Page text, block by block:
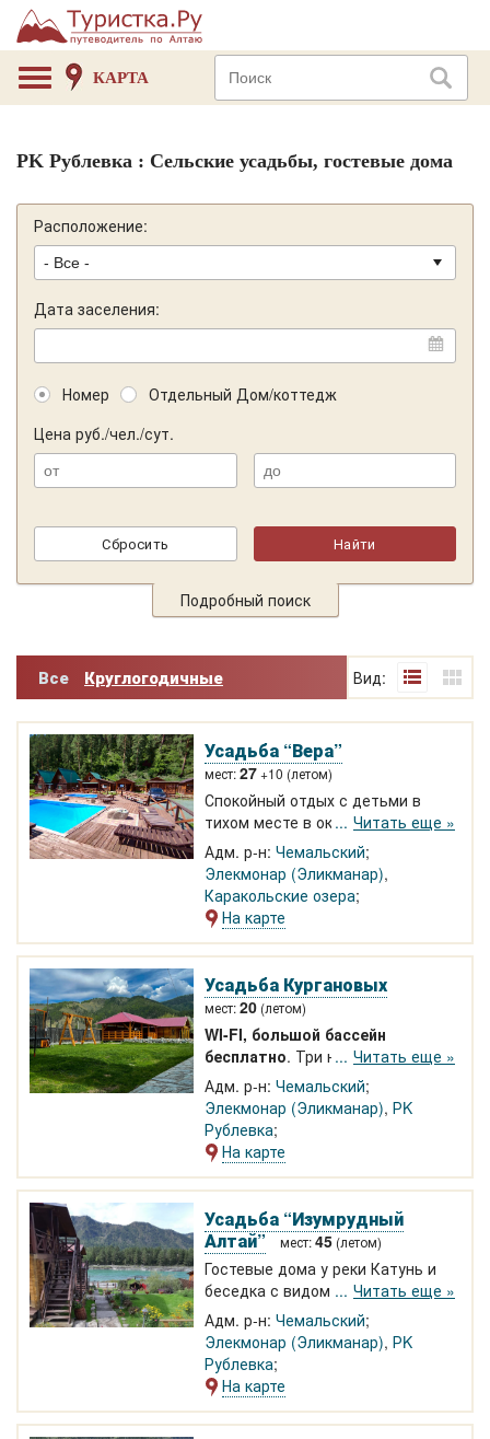
КАРТА
РK Рублевка : Сельские усадьбы, гостевые дома
Расположение:
Дата заселения:
Номер
Отдельный Дом/коттедж
Цена руб./чел./сут.
Подробный поиск
Все Круглогодичные Вид:
Усадьба “Вера”
мест:27+10 (летом)
Спокойный отдых с детьми в
тихом месте в окружении гор. 1
км от Чемальского тракта.
Благоустроенные домики. Два
бассейна, детская площадка.
Сосновый лес, река Элекмонар.
Wi-Fi. Прогулки на квадрациклах,
лошадях. По дороге, к
Каракольским озёрам.
Читать еще »
Адм. р-н: Чемальский
Элекмонар (Эликманар),
Каракольские озера
На карте
Усадьба Кургановых
мест:20 (летом)
WI-FI, большой бассейн
бесплатно. Три номера с душем
и туалетом в Элекмонаре в 2 км
от РК Рублевка!! Баня, кухня,
стиральная машина-автомат.
Читать еще »
Адм. р-н: Чемальский
Элекмонар (Эликманар), РK
Рублевка
На карте
Усадьба “Изумрудный
Алтай”
мест:45 (летом)
Гостевые дома у реки Катунь и
беседка с видом на реку. Все
номера благоустроены. Пляж.
Автотур на Каракольские озера.
Чемал в 2 км, музей Палеопарк,
теплое озеро Рублевка.
Читать еще »
Адм. р-н: Чемальский
Элекмонар (Эликманар), РK
Рублевка
На карте